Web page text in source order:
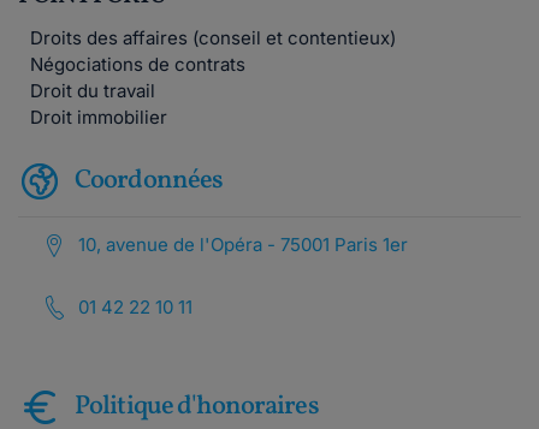
Droits des affaires (conseil et contentieux)
Négociations de contrats
Droit du travail
Droit immobilier
Coordonnées
10, avenue de l'Opéra - 75001 Paris 1er
01 42 22 10 11
Politique d'honoraires